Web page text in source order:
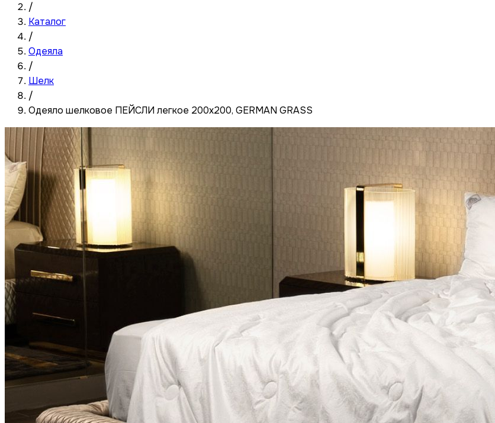
/
Каталог
/
Одеяла
/
Шелк
/
Одеяло шелковое ПЕЙСЛИ легкое 200x200, GERMAN GRASS